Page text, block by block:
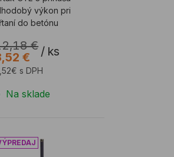
výkon pri
do betónu
€
€
/ ks
s DPH
Na sklade
REBAR CUTTER
korunka BOSCH 16/